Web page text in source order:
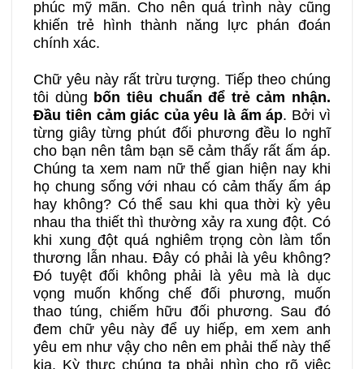
phúc mỹ mãn. Cho nên quá trình này cũng
khiến trẻ hình thành năng lực phán đoán
chính xác.
Chữ yêu này rất trừu tượng. Tiếp theo chúng
tôi dùng bốn tiêu chuẩn để trẻ cảm nhận.
Đầu tiên cảm giác của yêu là ấm áp. Bởi vì
từng giây từng phút đối phương đều lo nghĩ
cho bạn nên tâm bạn sẽ cảm thấy rất ấm áp.
Chúng ta xem nam nữ thế gian hiện nay khi
họ chung sống với nhau có cảm thấy ấm áp
hay không? Có thể sau khi qua thời kỳ yêu
nhau tha thiết thì thường xảy ra xung đột. Có
khi xung đột quá nghiêm trọng còn làm tổn
thương lẫn nhau. Đây có phải là yêu không?
Đó tuyệt đối không phải là yêu mà là dục
vọng muốn khống chế đối phương, muốn
thao túng, chiếm hữu đối phương. Sau đó
đem chữ yêu này để uy hiếp, em xem anh
yêu em như vậy cho nên em phải thế này thế
kia. Kỳ thực chúng ta phải nhìn cho rõ việc